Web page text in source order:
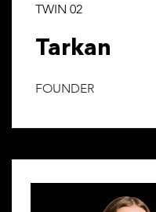
TWIN 02
Tarkan
FOUNDER